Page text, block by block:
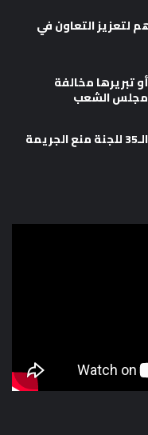
لتعزيز التعاون في
تبريرها مخالفة
مجلس الشعب
وزارة العدل تشارك في أعمال الدورة الـ35 للجنة منع الجريمة